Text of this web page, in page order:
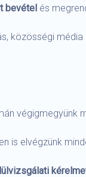
bevétel és
közösségi média
végigmegyünk
is elvégzünk